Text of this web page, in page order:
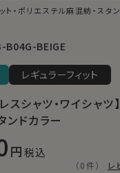
ト・ポリエステル麻混紡・スタ
B04G-BEIGE
レギュラーフィット
レスシャツ・ワイシャ
ンドカラー
税込
（0件） レ